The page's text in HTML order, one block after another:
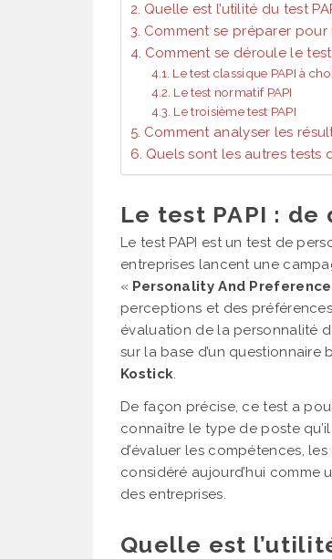
Quelle est l’utilité du test
Comment se préparer pour
Comment se déroule le test
Le test classique PAPI à
Le test normatif PAPI
Le troisième test PAPI
Comment analyser les
Quels sont les autres tests
Le test PAPI : de
Le test PAPI est un test de
entreprises lancent une
« Personality And
perceptions et des
évaluation de la personnalité
sur la base d’un
Kostick.
De façon précise, ce test a
connaître le type de poste
d’évaluer les compétences,
considéré aujourd’hui
des entreprises.
Quelle est